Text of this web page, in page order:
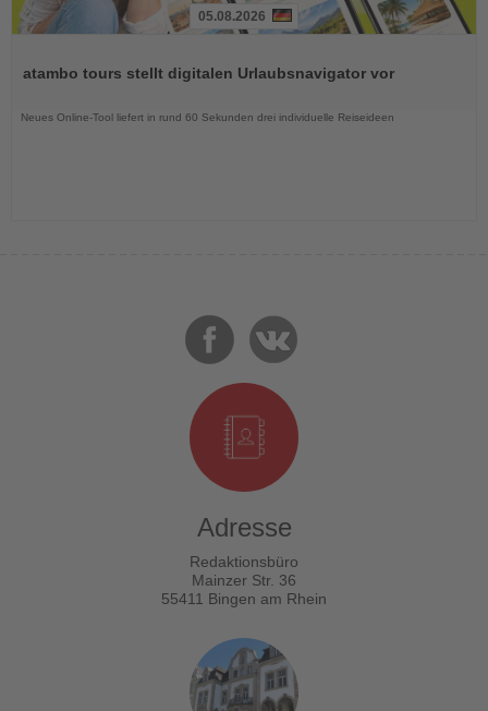
die
05.08.2026
atambo tours stellt digitalen Urlaubsnavigator vor
Neues Online-Tool liefert in rund 60 Sekunden drei individuelle Reiseideen
Adresse
Redaktionsbüro
Mainzer Str. 36
55411 Bingen am Rhein